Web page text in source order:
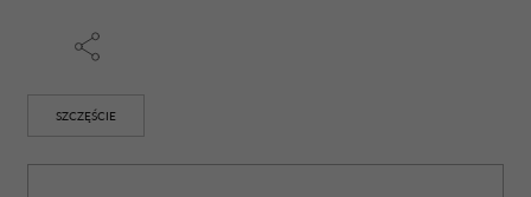
SZCZĘŚCIE